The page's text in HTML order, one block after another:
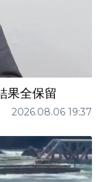
果全保留
2026.08.06 19:37